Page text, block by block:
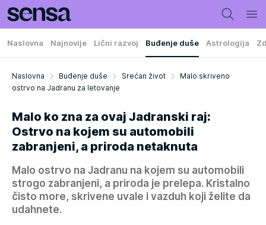
Naslovna Najnovije Lični razvoj Buđenje duše Astrologija
Naslovna Buđenje duše Srećan život
Malo skriveno
ostrvo na Jadranu za letovanje
Malo ko zna za ovaj Jadranski raj:
Ostrvo na kojem su automobili
zabranjeni, a priroda netaknuta
Malo ostrvo na Jadranu na kojem su automobili
strogo zabranjeni, a priroda je prelepa. Kristalno
čisto more, skrivene uvale i vazduh koji želite da
udahnete.